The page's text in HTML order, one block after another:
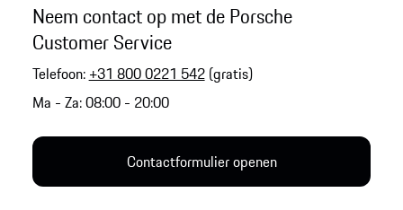
Neem contact op met de Porsche
Customer Service
Telefoon: +31 800 0221 542(gratis)
Ma - Za: 08:00 - 20:00
Contactformulier openen